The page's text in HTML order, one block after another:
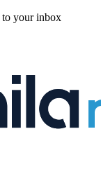
to your inbox